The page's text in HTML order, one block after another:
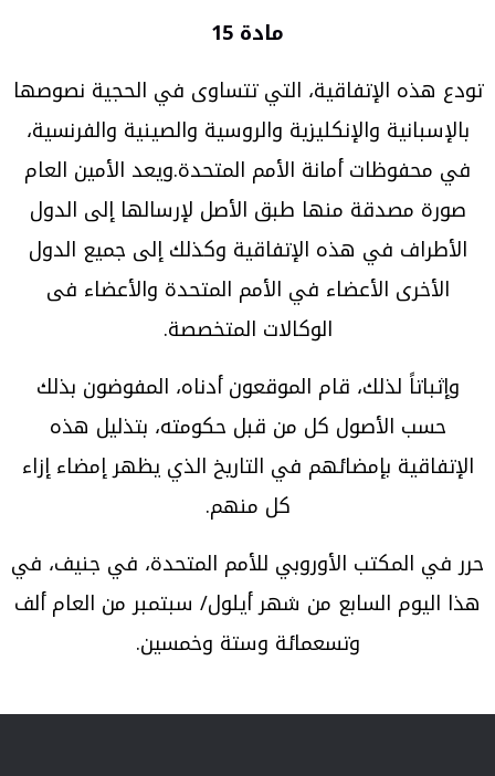
مادة 15
تودع هذه الإتفاقية، التي تتساوى في الحجية نصوصها
بالإسبانية والإنكليزية والروسية والصينية والفرنسية،
في محفوظات أمانة الأمم المتحدة.ويعد الأمين العام
صورة مصدقة منها طبق الأصل لإرسالها إلى الدول
الأطراف في هذه الإتفاقية وكذلك إلى جميع الدول
الأخرى الأعضاء في الأمم المتحدة والأعضاء فى
الوكالات المتخصصة.
وإثباتاً لذلك، قام الموقعون أدناه، المفوضون بذلك
حسب الأصول كل من قبل حكومته، بتذليل هذه
الإتفاقية بإمضائهم في التاريخ الذي يظهر إمضاء إزاء
كل منهم.
حرر في المكتب الأوروبي للأمم المتحدة، في جنيف، في
هذا اليوم السابع من شهر أيلول/ سبتمبر من العام ألف
وتسعمائة وستة وخمسين.